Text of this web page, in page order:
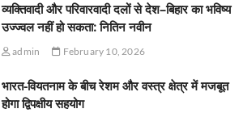
व्यक्तिवादी और परिवारवादी दलों से देश–बिहार का भविष्य
उज्ज्वल नहीं हो सकता: नितिन नवीन
admin February 10, 2026
भारत-वियतनाम के बीच रेशम और वस्त्र क्षेत्र में मजबूत
होगा द्विपक्षीय सहयोग